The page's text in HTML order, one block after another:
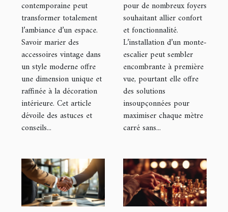
contemporaine peut
transformer totalement
l’ambiance d’un espace.
Savoir marier des
accessoires vintage dans
un style moderne offre
une dimension unique et
raffinée à la décoration
intérieure. Cet article
dévoile des astuces et
conseils...
pour de nombreux foyers
souhaitant allier confort
et fonctionnalité.
L’installation d’un monte-
escalier peut sembler
encombrante à première
vue, pourtant elle offre
des solutions
insoupçonnées pour
maximiser chaque mètre
carré sans...